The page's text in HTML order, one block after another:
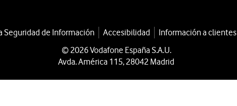
Seguridad de Información Accesibilidad Información a clientes
© 2026 Vodafone España S.A.U.
Avda. América 115, 28042 Madrid